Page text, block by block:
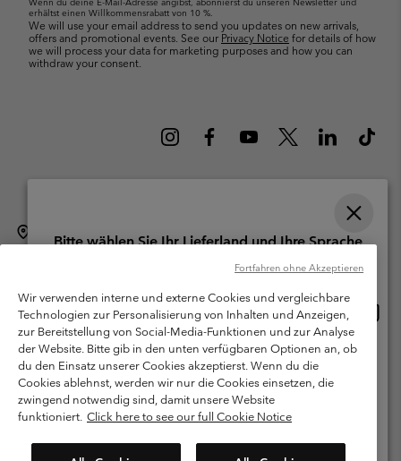
erhältst einen Willkommensrabatt von 10 %.
We will use your email address to send you updates on new arrivals,
offers and promotional events. See our Privacy Notice for details of how
we will process your data for marketing purposes and how you can
withdraw your consent.
Columbia Sportswear Company. Avenue des Morgines, 12 1213
Petit-Lancy Switzerland. Alle Rechte vorbehalten.
Nutzungsbedingungen
Allgemeine Verkaufsbedingungen
Garantie
Datenschutzerklärung
Bestimmungen und Bedingungen des Mitglieder Programms
Nutzungsbedingungen Für Nutzergenerierte Inhalte
Impressum
Cookies
Kundenservice: Mo- Fr. 9:00 - 13:00 & 14:00- 18:00 Uhr
Wir verwenden interne und externe Cookies und vergleichbare
Technologien zur Personalisierung von Inhalten und Anzeigen,
zur Bereitstellung von Social-Media-Funktionen und zur Analyse
der Website. Bitte gib in den unten verfügbaren Optionen an, ob
du den Einsatz unserer Cookies akzeptierst. Wenn du die
Cookies ablehnst, werden wir nur die Cookies einsetzen, die
zwingend notwendig sind, damit unsere Website
funktioniert. Click here to see our full Cookie Notice
Fortfahren ohne Akzeptieren
Bitte wählen Sie Ihr Lieferland und Ihre Sprache
Online-Einkauf verfügbar
United States
Switzerland-English
Switzerland-Deutsch